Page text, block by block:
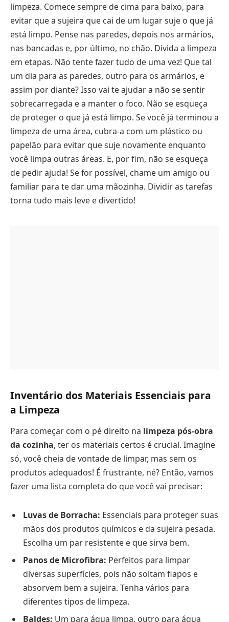
limpeza. Comece sempre de cima para baixo, para
evitar que a sujeira que cai de um lugar suje o que já
está limpo. Pense nas paredes, depois nos armários,
nas bancadas e, por último, no chão. Divida a limpeza
em etapas. Não tente fazer tudo de uma vez! Que tal
um dia para as paredes, outro para os armários, e
assim por diante? Isso vai te ajudar a não se sentir
sobrecarregada e a manter o foco. Não se esqueça
de proteger o que já está limpo. Se você já terminou a
limpeza de uma área, cubra-a com um plástico ou
papelão para evitar que suje novamente enquanto
você limpa outras áreas. E, por fim, não se esqueça
de pedir ajuda! Se for possível, chame um amigo ou
familiar para te dar uma mãozinha. Dividir as tarefas
torna tudo mais leve e divertido!
Inventário dos Materiais Essenciais para
a Limpeza
Para começar com o pé direito na limpeza pós-obra
da cozinha, ter os materiais certos é crucial. Imagine
só, você cheia de vontade de limpar, mas sem os
produtos adequados! É frustrante, né? Então, vamos
fazer uma lista completa do que você vai precisar:
Luvas de Borracha: Essenciais para proteger suas
mãos dos produtos químicos e da sujeira pesada.
Escolha um par resistente e que sirva bem.
Panos de Microfibra: Perfeitos para limpar
diversas superfícies, pois não soltam fiapos e
absorvem bem a sujeira. Tenha vários para
diferentes tipos de limpeza.
Baldes: Um para água limpa, outro para água